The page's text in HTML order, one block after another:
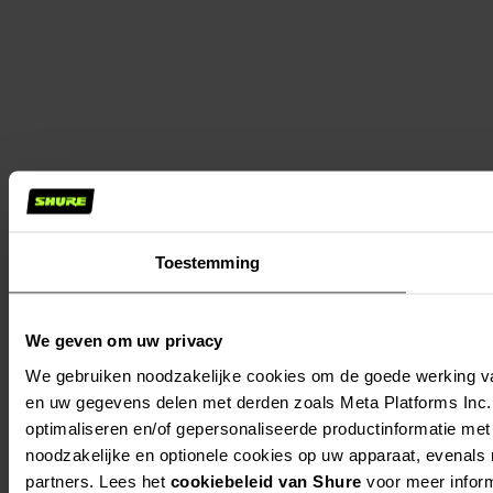
Toestemming
We geven om uw privacy
We gebruiken noodzakelijke cookies om de goede werking
en uw gegevens delen met derden zoals Meta Platforms
optimaliseren en/of gepersonaliseerde productinformatie
noodzakelijke en optionele cookies op uw apparaat,
partners. Lees het cookiebeleid van Shure voor meer